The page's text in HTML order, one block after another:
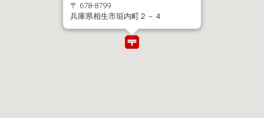
〒 678-8799
兵庫県相生市垣内町２－４